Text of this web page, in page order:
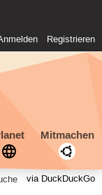
Registrieren
Mitmachen
via DuckDuckGo